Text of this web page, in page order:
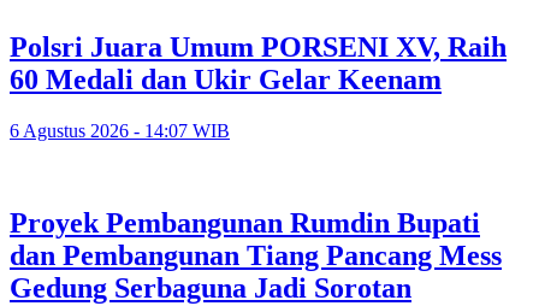
Polsri Juara Umum PORSENI XV, Raih
60 Medali dan Ukir Gelar Keenam
6 Agustus 2026 - 14:07 WIB
Proyek Pembangunan Rumdin Bupati
dan Pembangunan Tiang Pancang Mess
Gedung Serbaguna Jadi Sorotan